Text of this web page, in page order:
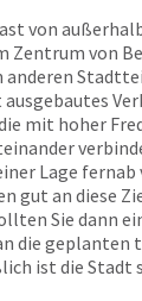
von
Zentrum von
anderen
mit hoher
Lage
gut an diese
Sie dann
die geplanten
ist die Stadt